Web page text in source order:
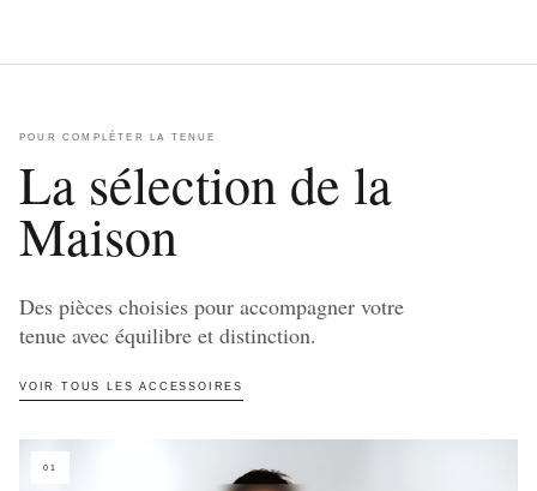
POUR COMPLÉTER LA TENUE
La sélection de la
Maison
Des pièces choisies pour accompagner votre
tenue avec équilibre et distinction.
VOIR TOUS LES ACCESSOIRES
01